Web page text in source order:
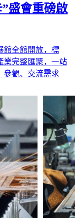
盛會重磅啟
館全館開放，標
業完整匯聚，一站
參觀、交流需求